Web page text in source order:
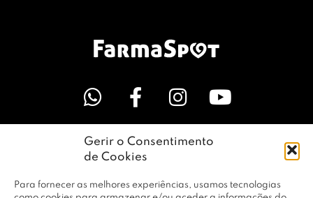
Gerir o Consentimento
de Cookies
Para fornecer as melhores experiências, usamos tecnologias
LINKS ÚTEIS
EMPRESA